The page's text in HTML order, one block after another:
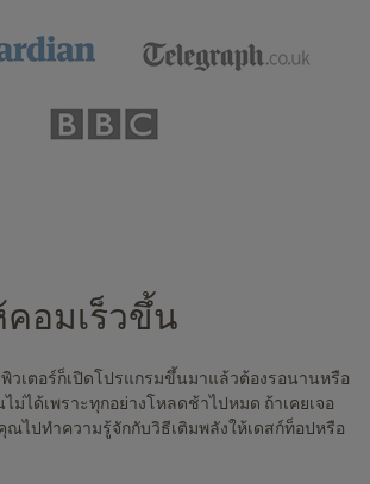
ทธ์
อมเร็วขึ้น
วเตอร์ก็เปิดโปรแกรมขึ้นมาแล้วต้องรอนานหรือ
ม่ได้เพราะทุกอย่างโหลดช้าไปหมด ถ้าเคยเจอ
ณไปทำความรู้จักกับวิธีเติมพลังให้เดสก์ท็อปหรือ